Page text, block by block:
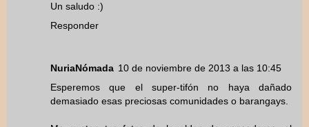
Un saludo :)
Responder
NuriaNómada 10 de noviembre de 2013 a las 10:45
Esperemos que el super-tifón no haya dañado
demasiado esas preciosas comunidades o barangays.